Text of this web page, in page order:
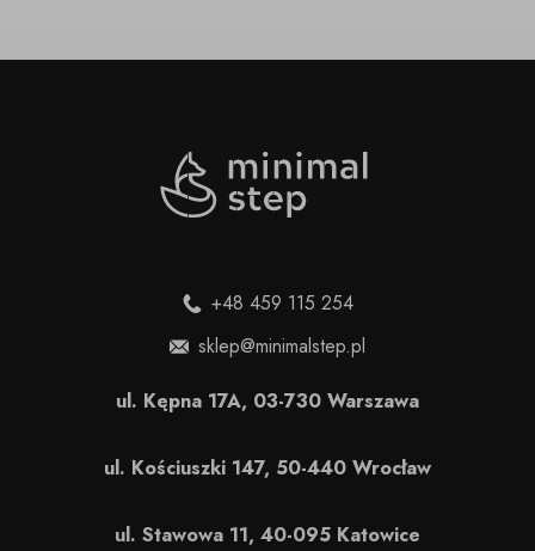
+48 459 115 254
sklep@minimalstep.pl
ul. Kępna 17A, 03-730 Warszawa
ul. Kościuszki 147, 50-440 Wrocław
ul. Stawowa 11, 40-095 Katowice